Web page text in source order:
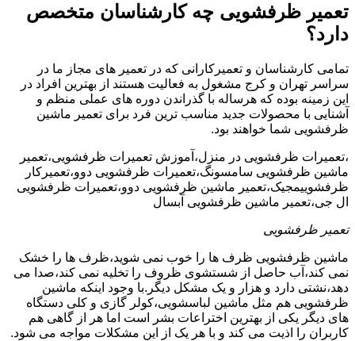
تعمیر ظرفشویی چه کارشناسان متخصص
دارد؟
تمامی کارشناسان و تعمیرکارانی که در تعمیر های مجاز ما در
سراسر تهران و کرج مشغول به فعالیت هستند از بهترین افراد در
این زمینه بوده که هرساله با گذراندن دوره های عملی منظم و
آشنایی با محصولات جدید مناسب ترین فرد برای تعمیر ماشین
ظرفشویی شما خواهند بود.
،تعمیرات ظرفشویی در منزل،آموزش تعمیرات ظرفشویی،تعمیر
ماشین ظرفشویی سامسونگ،تعمیرات ظرفشویی دوو،تعمیرکار
ظرفشوییمجیک،تعمیر ماشین ظرفشویی دوو،تعمیرات ظرفشویی
ال جی،تعمیر ماشین ظرفشویی آبسال
تعمیر ظرفشویی
ماشین ظرفشویی ظرف ها را خوب نمی شوید،ظرف ها را خشک
نمی کند،آب حاصل از شستشوی ظروف را تخلیه نمی کند،صدا می
دهد،نشتی دارد و هزار و یک مشکل دیگر.با وجود اینکه ماشین
ظرفشویی هم مثل ماشین لباسشویی،کولر گازی و کلی دستگاه
های دیگر یکی از بهترین اختراعات بشر است اما هر از گاهی هم
کاربران را اذیت می کند و با هر یک از این مشکلات مواجه می شود.